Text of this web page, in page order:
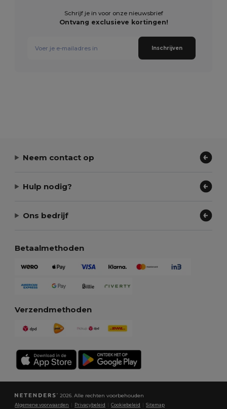
Schrijf je in voor onze nieuwsbrief
Ontvang exclusieve kortingen!
Inschrijven
Neem contact op
Hulp nodig?
Ons bedrijf
Betaalmethoden
Verzendmethoden
2026. Alle rechten voorbehouden
Algemene voorwaarden Privacybeleid |Cookiebeleid |Sitemap